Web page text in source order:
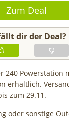
Zum Deal
dir der Deal?
240 Powerstation
erhältlich.
zum 29.11.
oder sonstige
für 169€ +
Allnet
BONUS